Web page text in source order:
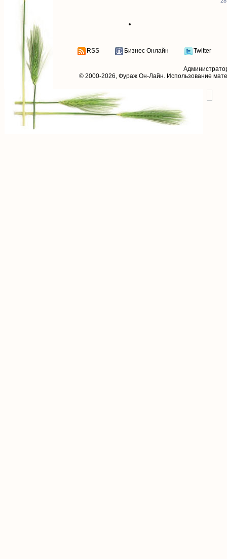
RSS Бизнес Онлайн Twitter
© 2000-2026, Фураж Он-Лайн. Использование